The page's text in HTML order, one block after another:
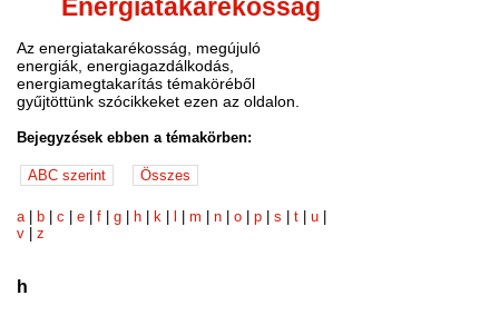
Energiatakarékosság
Az energiatakarékosság, megújuló
energiák, energiagazdálkodás,
energiamegtakarítás témaköréből
gyűjtöttünk szócikkeket ezen az oldalon.
Bejegyzések ebben a témakörben:
a| b |c |e |f |g h k |m |n |o |p |s |t |u
v |z
h